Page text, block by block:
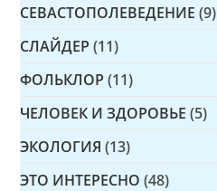
СЕВАСТОПОЛЕВЕДЕНИЕ (9)
СЛАЙДЕР (11)
ФОЛЬКЛОР (11)
ЧЕЛОВЕК И ЗДОРОВЬЕ (5)
ЭКОЛОГИЯ (13)
ЭТО ИНТЕРЕСНО (48)